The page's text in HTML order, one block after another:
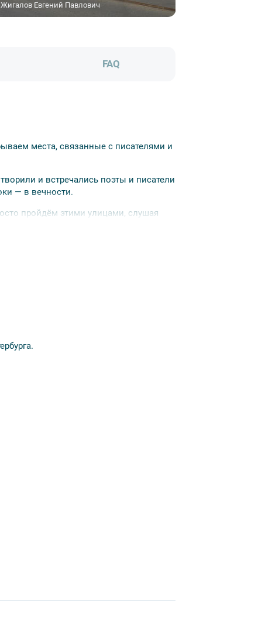
Евгений Павлович
FAQ
места, связанные с писателями и
и встречались поэты и писатели
— в вечности.
пройдём этими улицами, слушая